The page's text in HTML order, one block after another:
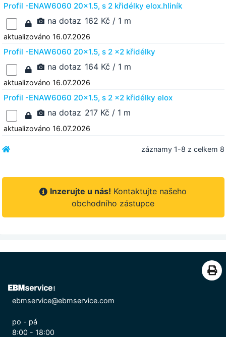
Profil -ENAW6060 20x1.5, s 2 křidélky elox.hliník
na dotaz 162 Kč / 1 m
aktualizováno 16.07.2026
Profil -ENAW6060 20x1.5, s 2 x2 křidélky
na dotaz 164 Kč / 1 m
aktualizováno 16.07.2026
Profil -ENAW6060 20x1.5, s 2 x2 křidélky elox
na dotaz 217 Kč / 1 m
aktualizováno 16.07.2026
záznamy 1-8 z celkem 8
Inzerujte u nás! Kontaktujte našeho
obchodního zástupce
ebmservice@ebmservice.com
po - pá
8:00 - 18:00